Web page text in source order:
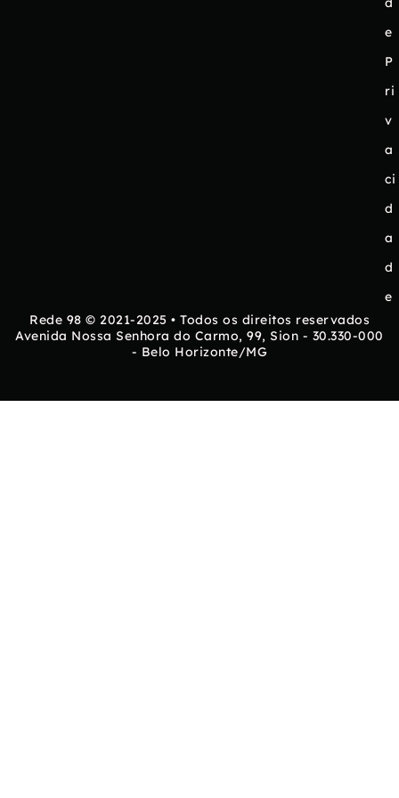
e
P
ri
v
a
ci
d
a
d
e
Rede 98 © 2021-2025 • Todos os direitos reservados
Avenida Nossa Senhora do Carmo, 99, Sion - 30.330-000
- Belo Horizonte/MG